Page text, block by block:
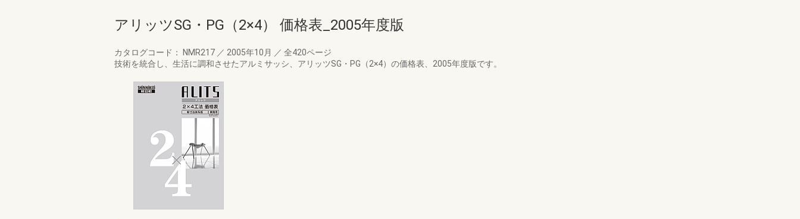
アリッツSG・PG（2×4） 価格表_2005年度版
カタログコード： NMR217 ／ 2005年10月 ／ 全420ページ
技術を統合し、生活に調和させたアルミサッシ、アリッツSG・PG（2×4）の価格表、2005年度版です。